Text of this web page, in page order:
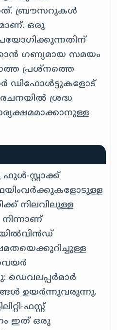
ബ്രൗസറുകൾ
ഒരു
ഗണ്യമായ സമയം
പ്രശ്നത്തെ
ഡിഫോൾട്ടുകളോട്
ശ്രദ്ധ
സ്റ്റാക്ക്
നിലവിലുള്ള
ഉയർന്നുവരുന്നു.
ഫസ്റ്റ്
ഇത് ഒരു